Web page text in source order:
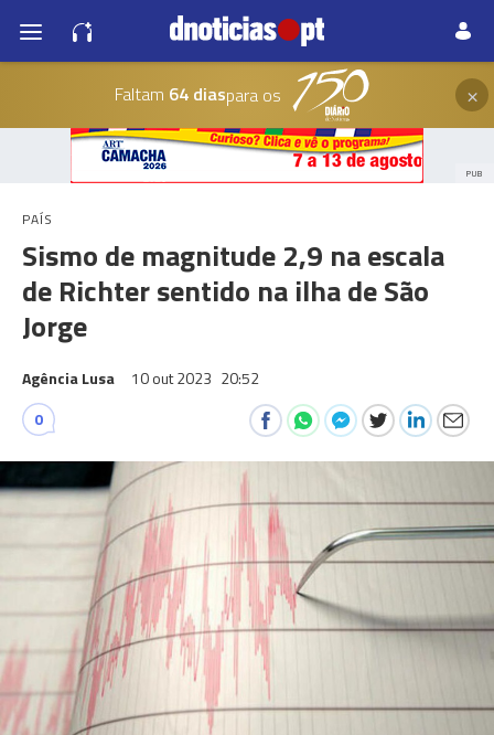
Faltam 64 diaspara os ×
PUB
PAÍS
Sismo de magnitude 2,9 na escala
de Richter sentido na ilha de São
Jorge
Agência Lusa 10 out 2023 20:52
0